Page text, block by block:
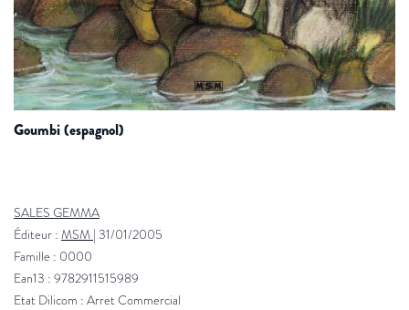
goumbi (espagnol)
SALES GEMMA
Éditeur : MSM | 31/01/2005
Famille : 0000
Ean13 : 9782911515989
Etat Dilicom : Arret Commercial